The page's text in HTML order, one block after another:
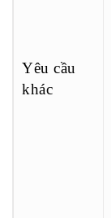
Yêu cầu
khác